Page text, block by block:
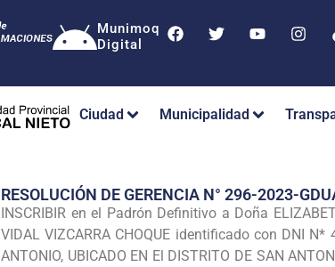
Munimoq
Digital
Ciudad Municipalidad
RESOLUCIÓN DE GERENCIA N° 296-2023-
INSCRIBIR en el Padrón Definitivo a Doña
VIDAL VIZCARRA CHOQUE identificado con DNI N*
ANTONIO, UBICADO EN El DISTRITO DE SAN